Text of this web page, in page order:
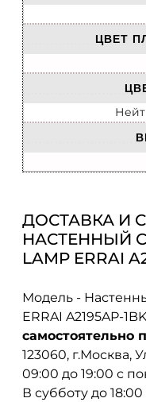
ЦВЕТ
ДОСТАВКА И
НАСТЕННЫЙ
LAMP ERRAI
Модель -
ERRAI A2195AP-1BK
самостоятельно
123060, г.Москва,
09:00 до 19:00 с
В субботу до 18:00